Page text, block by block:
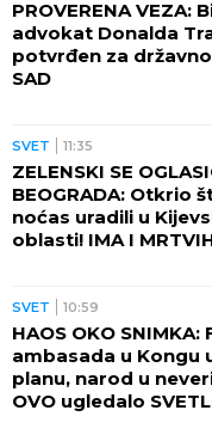
"Umro mi je na
Jahović o
traume
Rubi